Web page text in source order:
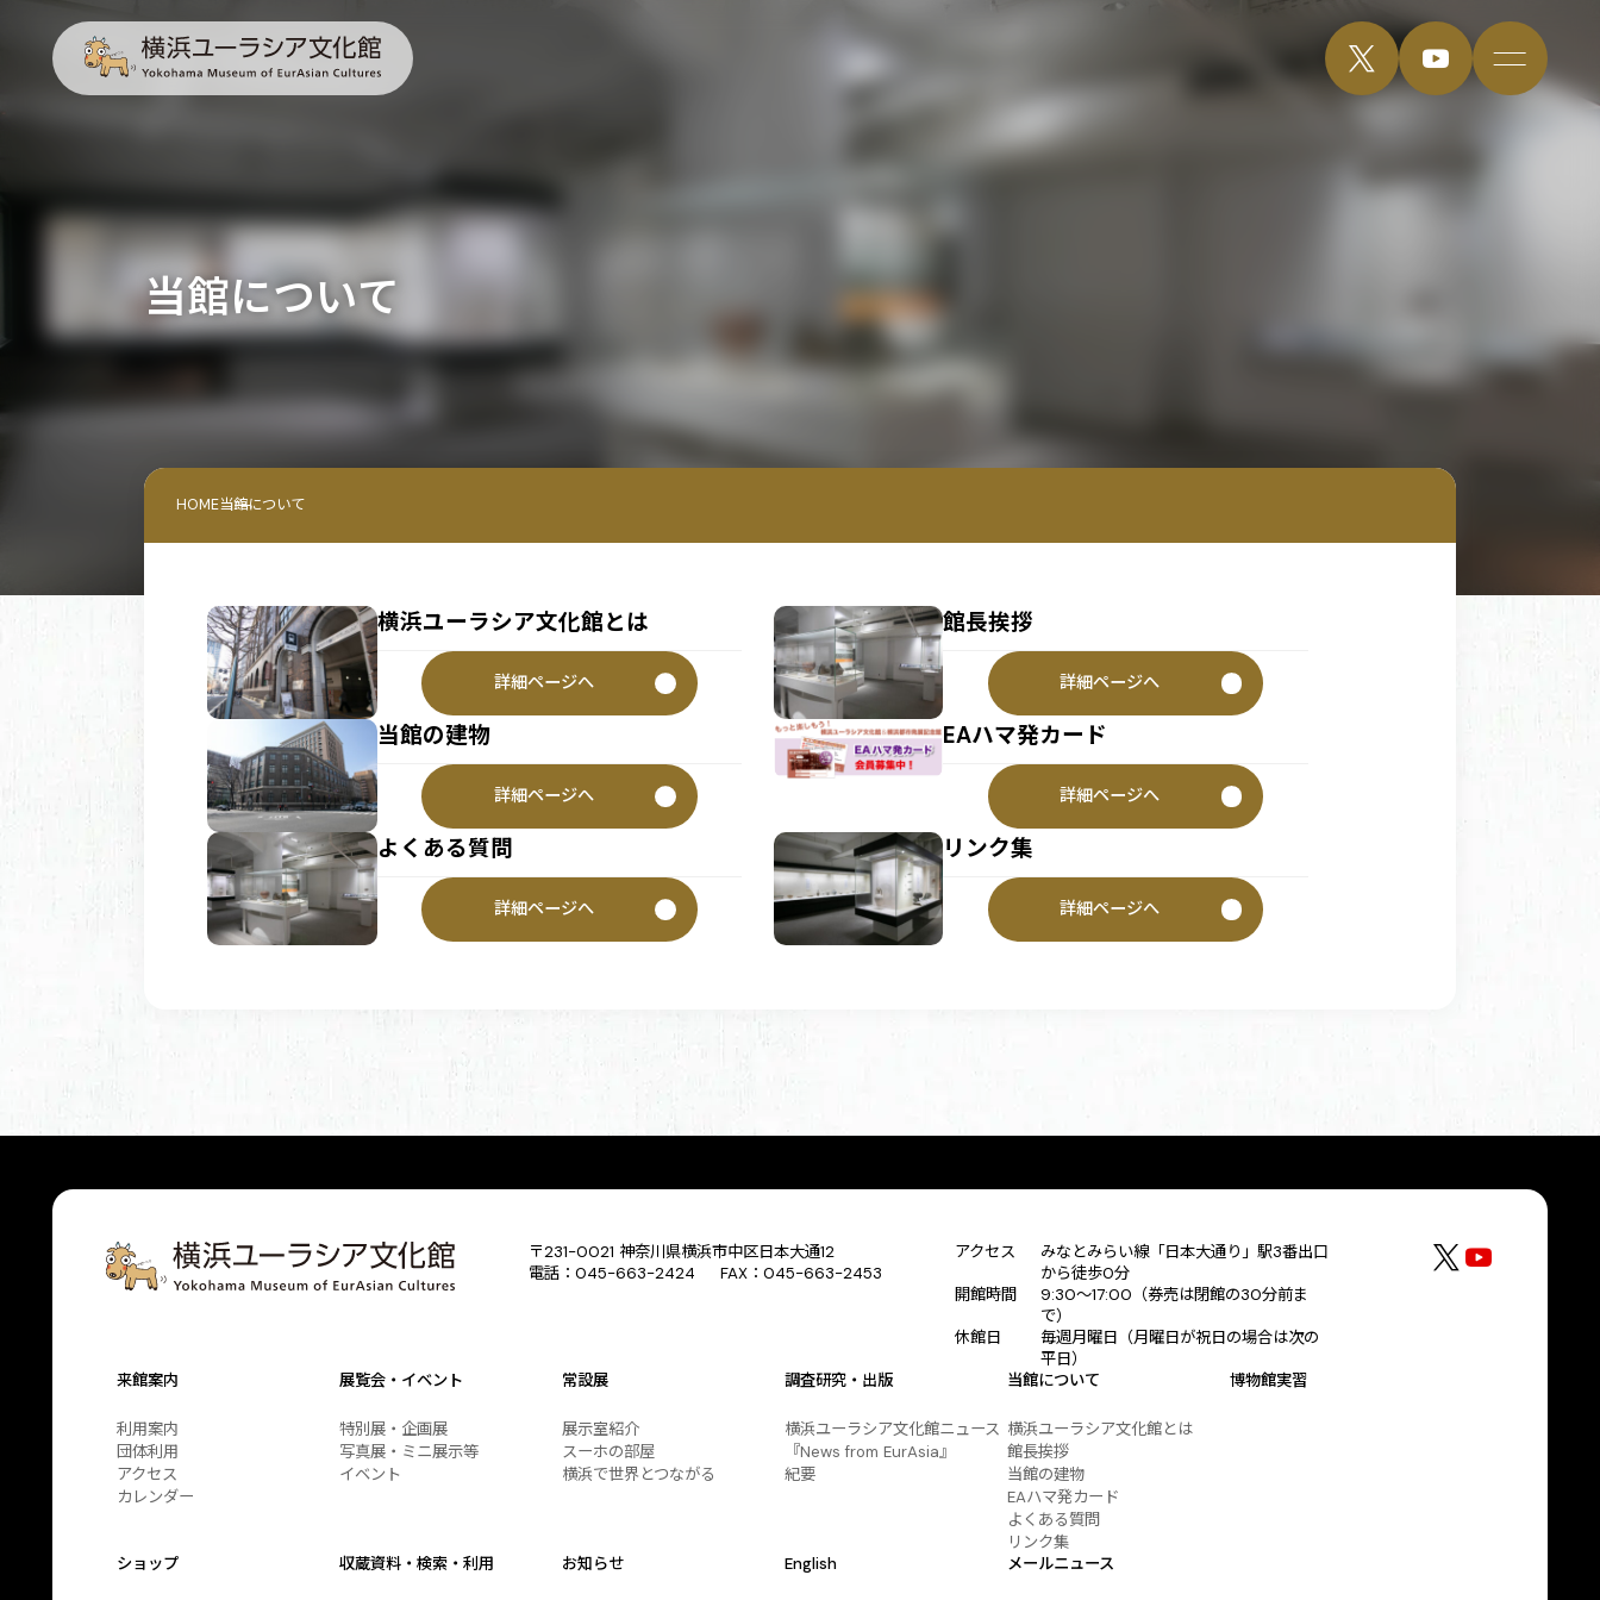
当館について
HOME当館について
横浜ユーラシア文化館とは
詳細ページへ
館長挨拶
詳細ページへ
当館の建物
詳細ページへ
EAハマ発カード
詳細ページへ
よくある質問
詳細ページへ
リンク集
詳細ページへ
〒231-0021 神奈川県横浜市中区日本大通12
電話：045-663-2424 FAX：045-663-2453
アクセス
みなとみらい線「日本大通り」駅3番出口
から徒歩0分
開館時間
9:30～17:00（券売は閉館の30分前ま
で）
休館日
毎週月曜日（月曜日が祝日の場合は次の
平日）
来館案内
利用案内
団体利用
アクセス
カレンダー
展覧会・イベント
特別展・企画展
写真展・ミニ展示等
イベント
常設展
展示室紹介
スーホの部屋
横浜で世界とつながる
調査研究・出版
横浜ユーラシア文化館ニュース
『News from EurAsia』
紀要
当館について
横浜ユーラシア文化館とは
館長挨拶
当館の建物
EAハマ発カード
よくある質問
リンク集
博物館実習
ショップ 収蔵資料・検索・利用 お知らせ English メールニュース